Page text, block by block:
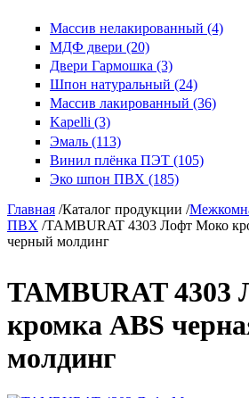
Массив нелакированный (4)
МДФ двери (20)
Двери Гармошка (3)
Шпон натуральный (24)
Массив лакированный (36)
Kapelli (3)
Эмаль (113)
Винил плёнка ПЭТ (105)
Эко шпон ПВХ (185)
Главная /Каталог продукции /
ПВХ /TAMBURAT 4303 Лофт Моко
черный молдинг
TAMBURAT 4303
кромка ABS
молдинг